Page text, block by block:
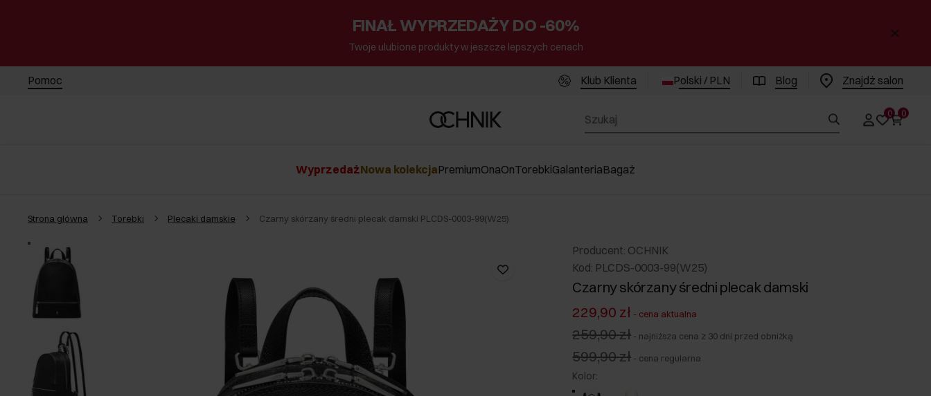
FINAŁ WYPRZEDAŻY DO -60%
Twoje ulubione produkty w jeszcze lepszych cenach
Pomoc Klub Klienta Polski / PLN Blog Znajdż salon
0 0
WyprzedażNowa kolekcjaPremiumOnaOnTorebkiGalanteriaBagaż
Strona główna Torebki Plecaki damskie Czarny skórzany średni plecak damski PLCDS-0003-99(W25)
Producent: OCHNIK
Kod: PLCDS-0003-99(W25)
Czarny skórzany średni plecak damski
229,90 zł - cena aktualna
259,90 zł - najniższa cena z 30 dni przed obniżką
599,90 zł - cena regularna
Kolor: